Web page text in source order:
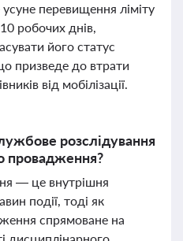
перевищення ліміту
робочих днів,
його статус
призведе до втрати
від мобілізації.
розслідування
провадження?
— це внутрішня
події, тоді як
спрямоване на